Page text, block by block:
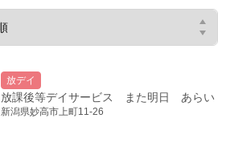
放デイ
放課後等デイサービス また明日 あらい
新潟県妙高市上町11-26